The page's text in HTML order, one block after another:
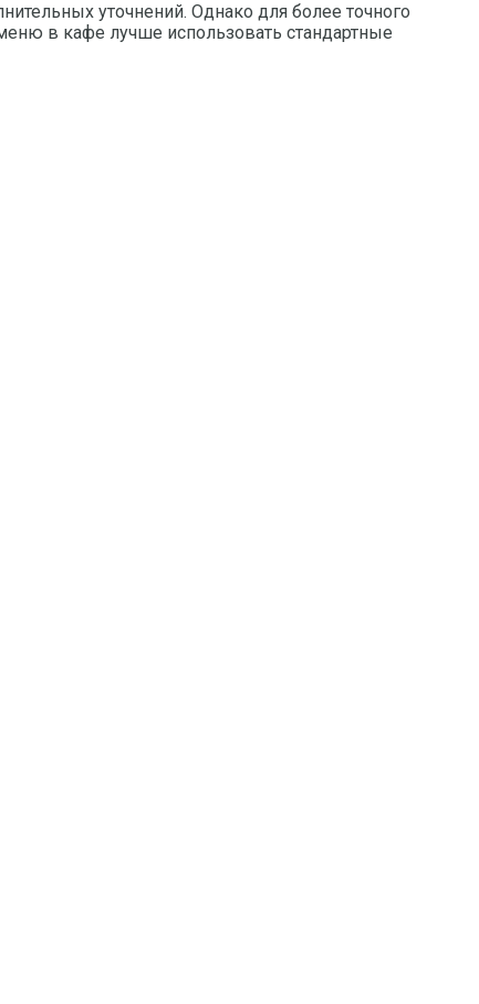
уточнений. Однако для более точного
в кафе лучше использовать стандартные